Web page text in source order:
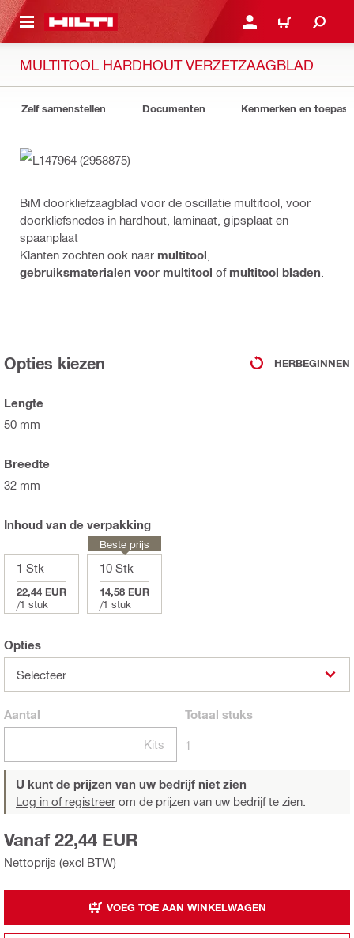
HOOFDINHOUD LOG IN OF REGISTREER
WINKELWAGEN
MULTITOOL HARDHOUT VERZETZAAGBLAD
Zelf samenstellen Documenten Kenmerken en
BiM doorkliefzaagblad voor de oscillatie multitool, voor
doorkliefsnedes in hardhout, laminaat, gipsplaat en
spaanplaat
Klanten zochten ook naar multitool
gebruiksmaterialen voor multitool of multitool bladen
Opties kiezen HERBEGINNEN
Lengte
50 mm
Breedte
32 mm
Inhoud van de verpakking
1 Stk
22,44 EUR
/1 stuk
10 Stk
14,58 EUR
/1 stuk
Beste prijs
Opties
Selecteer
Aantal
Kits
Totaal stuks
1
U kunt de prijzen van uw bedrijf niet zien
Log in of registreer om de prijzen van uw bedrijf te zien.
Nettoprijs (excl BTW)
Vanaf 22,44 EUR
VOEG TOE AAN WINKELWAGEN